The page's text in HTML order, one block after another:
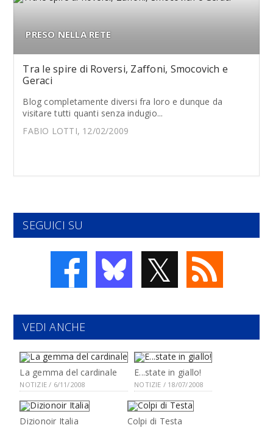
PRESO NELLA RETE
Tra le spire di Roversi, Zaffoni, Smocovich e
Geraci
Blog completamente diversi fra loro e dunque da
visitare tutti quanti senza indugio...
FABIO LOTTI, 12/02/2009
SEGUICI SU
𝕏
VEDI ANCHE
La gemma del cardinale
NOTIZIE / 6/11/2008
E...state in giallo!
NOTIZIE / 18/07/2008
Dizionoir Italia Colpi di Testa